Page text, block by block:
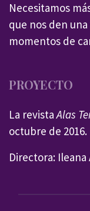
Necesitamos
que nos den
momentos de
PROYECTO
La revistaAlas
octubre de 2016.
Directora: Ileana